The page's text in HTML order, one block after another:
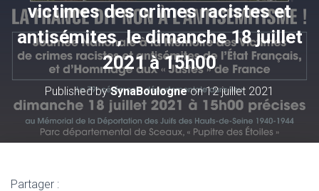
victimes des crimes racistes et
antisémites, le dimanche 18 juillet
2021 à 15h00
Published bySynaBoulogneon12 juillet 2021
Partager :